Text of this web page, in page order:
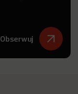
Obserwuj